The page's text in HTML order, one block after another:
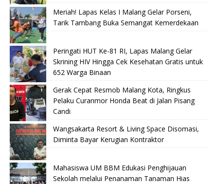
Meriah! Lapas Kelas I Malang Gelar Porseni,
Tarik Tambang Buka Semangat Kemerdekaan
Peringati HUT Ke-81 RI, Lapas Malang Gelar
Skrining HIV Hingga Cek Kesehatan Gratis untuk
652 Warga Binaan
Gerak Cepat Resmob Malang Kota, Ringkus
Pelaku Curanmor Honda Beat di Jalan Pisang
Candi
Wangsakarta Resort & Living Space Disomasi,
Diminta Bayar Kerugian Kontraktor
Mahasiswa UM BBM Edukasi Penghijauan
Sekolah melalui Penanaman Tanaman Hias